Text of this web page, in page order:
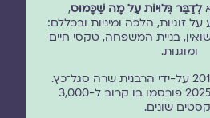
לְדַבֵּר גְּלוּיוֹת עַל מָה שֶׁכָּמוּס,
זוגיות, הלכה ומיניות ובכללם:
בניית המשפחה, טקסי חיים
ומוגנוּת.
המגזין נוסד בשנת 2019 על-ידי הרבנית שרה סגל־כץ.
עם הכניסה לשנת 2025 פורסמו בו קרוב ל-3,000
שונים.